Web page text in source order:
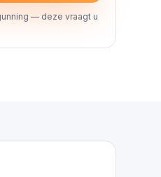
— deze vraagt u